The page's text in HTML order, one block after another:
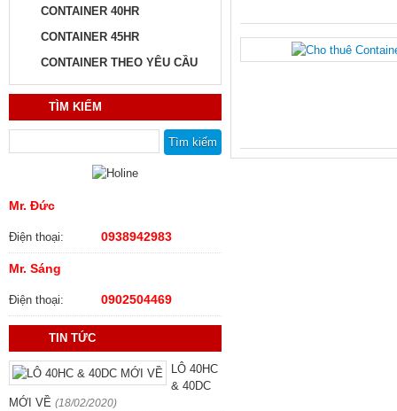
CONTAINER 40HR
CONTAINER 45HR
CONTAINER THEO YÊU CẦU
TÌM KIẾM
Mr. Đức
Điện thoại: 0938942983
Mr. Sáng
Điện thoại: 0902504469
TIN TỨC
LÔ 40HC
& 40DC
MỚI VỀ (18/02/2020)